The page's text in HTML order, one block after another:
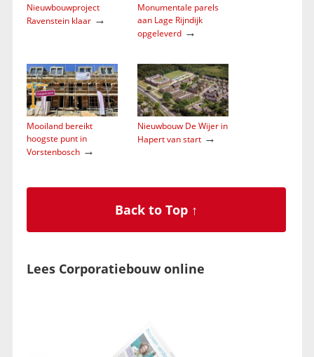
Nieuwbouwproject
Ravenstein klaar→
Monumentale parels
aan Lage Rijndijk
opgeleverd→
Mooiland bereikt
hoogste punt in
Vorstenbosch→
Nieuwbouw De Wijer in
Hapert van start→
Back to Top ↑
Lees Corporatiebouw online